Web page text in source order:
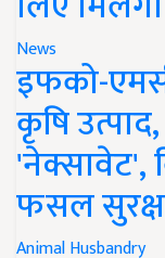
News
इफको-
कृषि
'नेक्सावेट',
फसल
Animal Husbandry